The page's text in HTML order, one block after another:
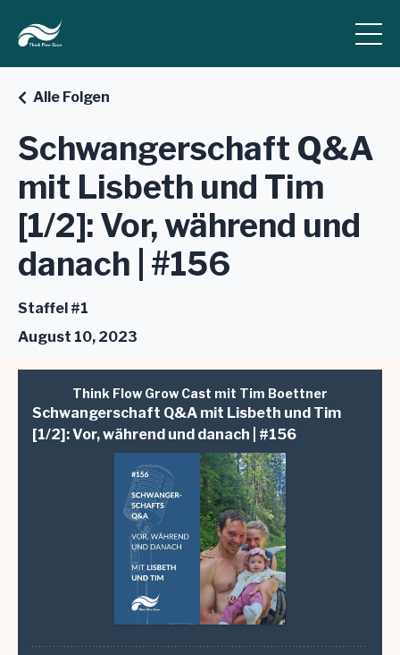
Schwangerschaft Q&A
mit Lisbeth und Tim
[1/2]: Vor, während und
danach | #156
Alle Folgen
Staffel #1
August 10, 2023